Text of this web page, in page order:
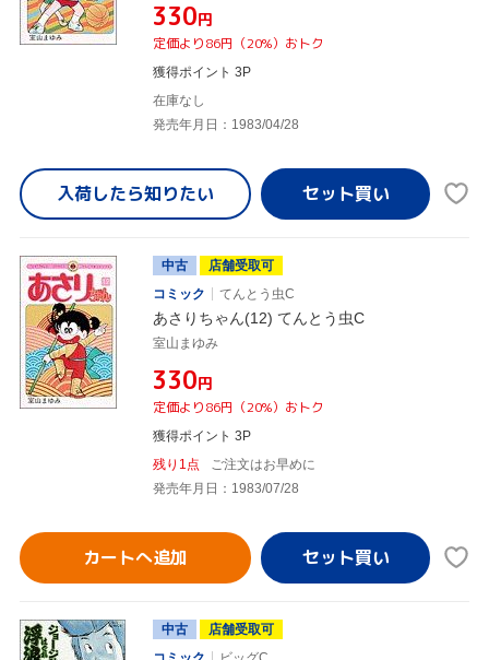
¥330円
定価より86円（20%）おトク
獲得ポイント 3P
在庫なし
発売年月日：1983/04/28
入荷したら知りたい
中古
店舗受取可
コミック
てんとう虫C
あさりちゃん(12) てんとう虫C
室山まゆみ
¥330円
定価より86円（20%）おトク
獲得ポイント 3P
残り1点
ご注文はお早めに
発売年月日：1983/07/28
カートへ追加
中古
店舗受取可